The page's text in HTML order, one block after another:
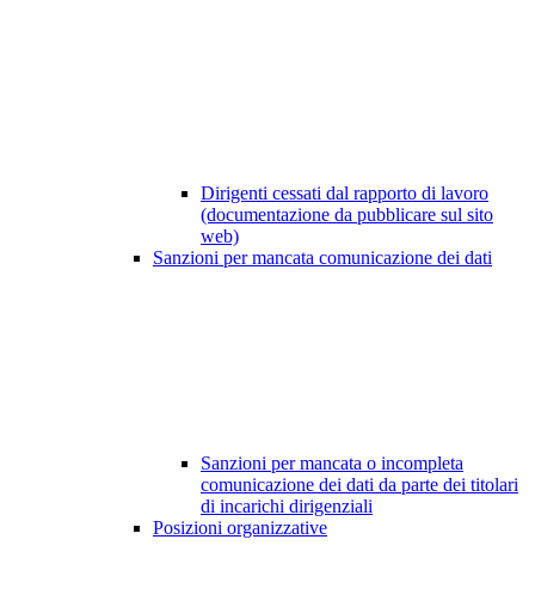
Dirigenti cessati dal rapporto di lavoro
(documentazione da pubblicare sul sito
web)
Sanzioni per mancata comunicazione dei dati
Sanzioni per mancata o incompleta
comunicazione dei dati da parte dei titolari
di incarichi dirigenziali
Posizioni organizzative